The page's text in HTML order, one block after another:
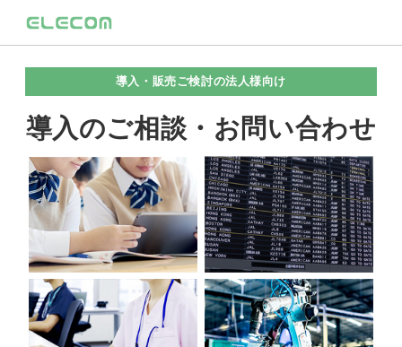
導入・販売ご検討の法人様向け
導入のご相談・お問い合わせ